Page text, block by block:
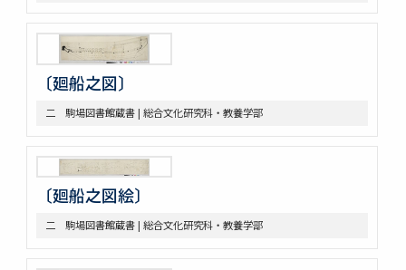
第六部門 地誌
第七部門 絵画・図巻
一 秘伝書
二 図面
軍船
荷船
河船
洋式船
三 絵図
第八部門 雑
三 陰陽道等
〔廻船之図〕
二 駒場図書館蔵書 | 総合文化研究科・教養学部
〔廻船之図絵〕
二 駒場図書館蔵書 | 総合文化研究科・教養学部